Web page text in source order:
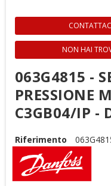
NON HAI
063G4815 -
PRESSIONE
C3GB04/IP -
Riferimento